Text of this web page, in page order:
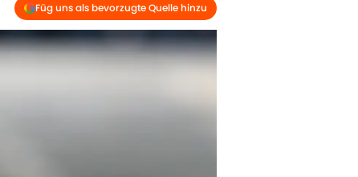
Füg uns als bevorzugte Quelle hinzu